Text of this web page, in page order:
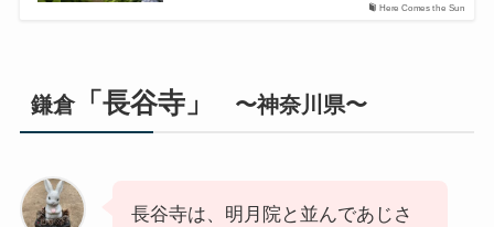
Here Comes the Sun
鎌倉「長谷寺」 〜神奈川県〜
長谷寺は、明月院と並んであじさ